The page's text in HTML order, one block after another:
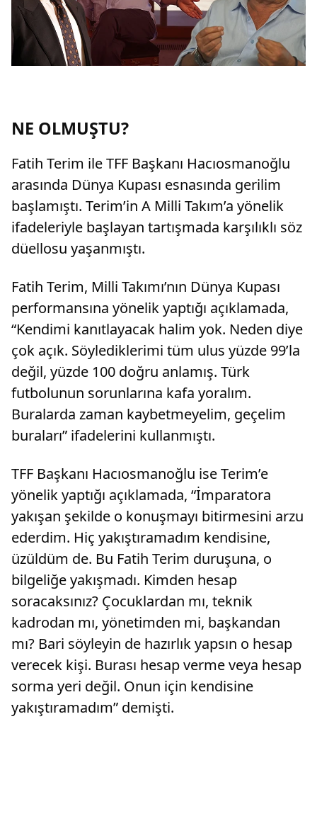
NE OLMUŞTU?
Fatih Terim ile TFF Başkanı Hacıosmanoğlu
arasında Dünya Kupası esnasında gerilim
başlamıştı. Terim’in A Milli Takım’a yönelik
ifadeleriyle başlayan tartışmada karşılıklı söz
düellosu yaşanmıştı.
Fatih Terim, Milli Takımı’nın Dünya Kupası
performansına yönelik yaptığı açıklamada,
“Kendimi kanıtlayacak halim yok. Neden diye
çok açık. Söylediklerimi tüm ulus yüzde 99’la
değil, yüzde 100 doğru anlamış. Türk
futbolunun sorunlarına kafa yoralım.
Buralarda zaman kaybetmeyelim, geçelim
buraları” ifadelerini kullanmıştı.
TFF Başkanı Hacıosmanoğlu ise Terim’e
yönelik yaptığı açıklamada, “İmparatora
yakışan şekilde o konuşmayı bitirmesini arzu
ederdim. Hiç yakıştıramadım kendisine,
üzüldüm de. Bu Fatih Terim duruşuna, o
bilgeliğe yakışmadı. Kimden hesap
soracaksınız? Çocuklardan mı, teknik
kadrodan mı, yönetimden mi, başkandan
mı? Bari söyleyin de hazırlık yapsın o hesap
verecek kişi. Burası hesap verme veya hesap
sorma yeri değil. Onun için kendisine
yakıştıramadım” demişti.